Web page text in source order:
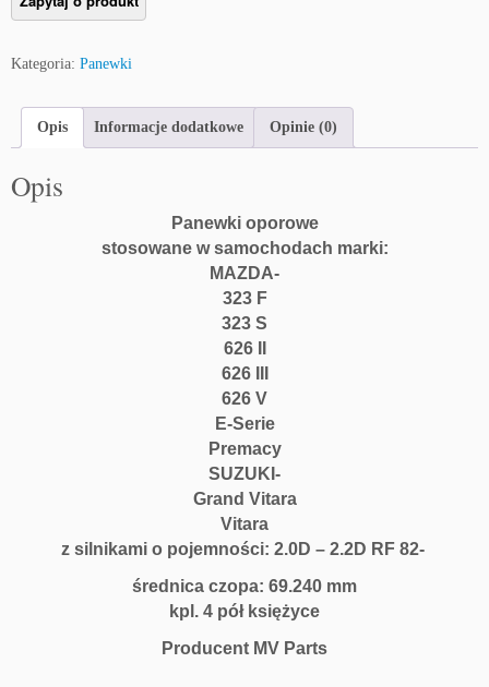
Kategoria: Panewki
Opis Informacje dodatkowe Opinie (0)
Opis
Panewki oporowe
stosowane w samochodach marki:
MAZDA-
323 F
323 S
626 II
626 III
626 V
E-Serie
Premacy
SUZUKI-
Grand Vitara
Vitara
z silnikami o pojemności: 2.0D – 2.2D RF 82-
średnica czopa: 69.240 mm
kpl. 4 pół księżyce
Producent MV Parts